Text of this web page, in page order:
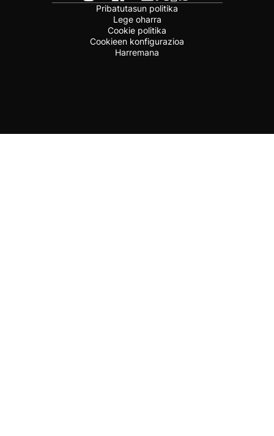
Pribatutasun politika
Lege oharra
Cookie politika
Cookieen konfigurazioa
Harremana